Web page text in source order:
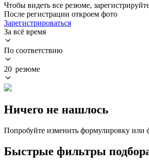
Чтобы видеть все резюме,
После регистрации откроем фото
Зарегистрироваться
За всё время
По соответствию
20 резюме
Ничего не нашлось
Попробуйте изменить формулировку или
Быстрые фильтры